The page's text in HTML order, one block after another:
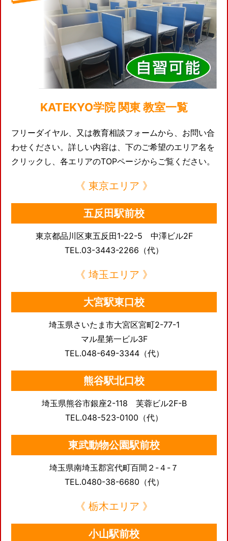
KATEKYO学院 関東 教室一覧
フリーダイヤル、又は教育相談フォームから、お問い合
わせください。詳しい内容は、下のご希望のエリア名を
クリックし、各エリアのTOPページからご覧ください。
《 東京エリア 》
五反田駅前校
東京都品川区東五反田1-22-5 中澤ビル2F
TEL.03-3443-2266（代）
《 埼玉エリア 》
大宮駅東口校
埼玉県さいたま市大宮区宮町2-77-1
マル星第一ビル3F
TEL.048-649-3344（代）
熊谷駅北口校
埼玉県熊谷市銀座2-118 芙蓉ビル2F-B
TEL.048-523-0100（代）
東武動物公園駅前校
埼玉県南埼玉郡宮代町百間２-４-７
TEL.0480-38-6680（代）
《 栃木エリア 》
小山駅前校